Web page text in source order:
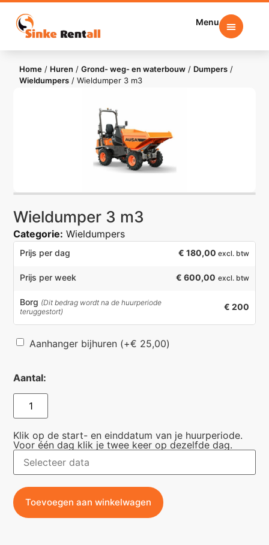
Menu
Home / Huren /Grond- weg- en waterbouw / Dumpers /
Wieldumpers /Wieldumper 3 m3
Wieldumper 3 m3
Categorie: Wieldumpers
Prijs per dag € 180,00 excl. btw
Prijs per week € 600,00 excl. btw
Borg (Dit bedrag wordt na de huurperiode
teruggestort)
€ 200
Aanhanger bijhuren (+€ 25,00)
Aantal:
Klik op de start- en einddatum van je huurperiode.
Voor één dag klik je twee keer op dezelfde dag.
Toevoegen aan winkelwagen